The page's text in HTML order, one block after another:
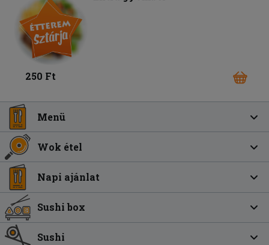
250 Ft
Menü
Wok étel
Napi ajánlat
Sushi box
Sushi